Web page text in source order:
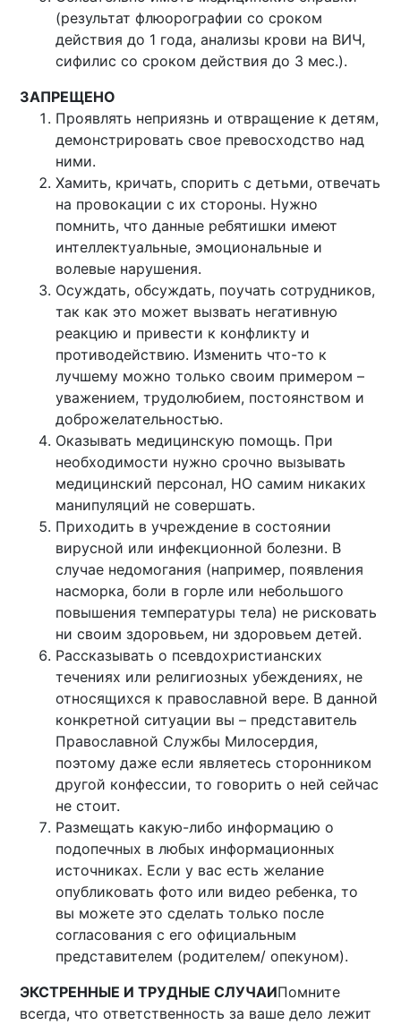
(результат флюорографии со сроком
действия до 1 года, анализы крови на ВИЧ,
сифилис со сроком действия до 3 мес.).
ЗАПРЕЩЕНО
Проявлять неприязнь и отвращение к детям,
демонстрировать свое превосходство над
ними.
Хамить, кричать, спорить с детьми, отвечать
на провокации с их стороны. Нужно
помнить, что данные ребятишки имеют
интеллектуальные, эмоциональные и
волевые нарушения.
Осуждать, обсуждать, поучать сотрудников,
так как это может вызвать негативную
реакцию и привести к конфликту и
противодействию. Изменить что-то к
лучшему можно только своим примером –
уважением, трудолюбием, постоянством и
доброжелательностью.
Оказывать медицинскую помощь. При
необходимости нужно срочно вызывать
медицинский персонал, НО самим никаких
манипуляций не совершать.
Приходить в учреждение в состоянии
вирусной или инфекционной болезни. В
случае недомогания (например, появления
насморка, боли в горле или небольшого
повышения температуры тела) не рисковать
ни своим здоровьем, ни здоровьем детей.
Рассказывать о псевдохристианских
течениях или религиозных убеждениях, не
относящихся к православной вере. В данной
конкретной ситуации вы – представитель
Православной Службы Милосердия,
поэтому даже если являетесь сторонником
другой конфессии, то говорить о ней сейчас
не стоит.
Размещать какую-либо информацию о
подопечных в любых информационных
источниках. Если у вас есть желание
опубликовать фото или видео ребенка, то
вы можете это сделать только после
согласования с его официальным
представителем (родителем/ опекуном).
ЭКСТРЕННЫЕ И ТРУДНЫЕ СЛУЧАИПомните
всегда, что ответственность за ваше дело лежит